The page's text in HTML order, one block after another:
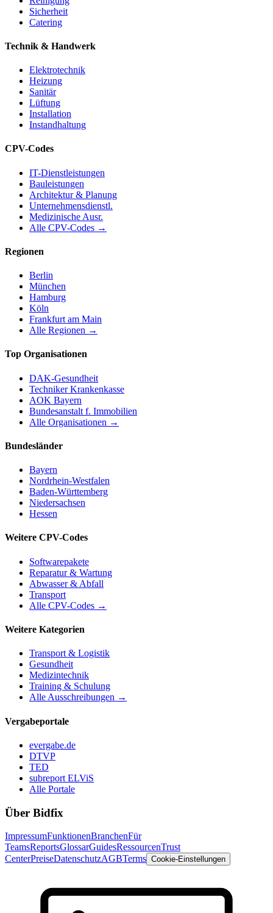
Sicherheit
Catering
Technik & Handwerk
Elektrotechnik
Heizung
Sanitär
Lüftung
Installation
Instandhaltung
CPV-Codes
IT-Dienstleistungen
Bauleistungen
Architektur & Planung
Unternehmensdienstl.
Medizinische Ausr.
Alle CPV-Codes →
Regionen
Berlin
München
Hamburg
Köln
Frankfurt am Main
Alle Regionen →
Top Organisationen
DAK-Gesundheit
Techniker Krankenkasse
AOK Bayern
Bundesanstalt f. Immobilien
Alle Organisationen →
Bundesländer
Bayern
Nordrhein-Westfalen
Baden-Württemberg
Niedersachsen
Hessen
Weitere CPV-Codes
Softwarepakete
Reparatur & Wartung
Abwasser & Abfall
Transport
Alle CPV-Codes →
Weitere Kategorien
Transport & Logistik
Gesundheit
Medizintechnik
Training & Schulung
Alle Ausschreibungen →
Vergabeportale
evergabe.de
DTVP
TED
subreport ELViS
Alle Portale
Über Bidfix
ImpressumFunktionenBranchenFür
TeamsReportsGlossarGuidesRessourcenTrust
CenterPreiseDatenschutzAGBTerms Cookie-Einstellungen